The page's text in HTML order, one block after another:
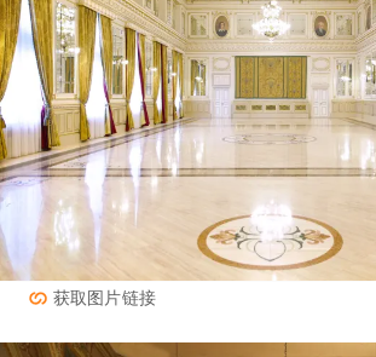
获取图片链接